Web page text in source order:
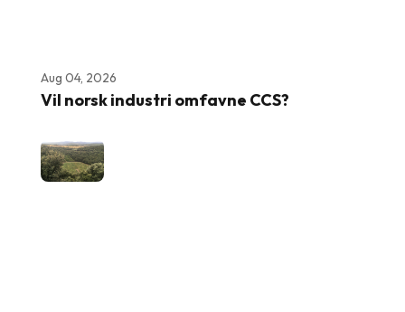
Aug 04, 2026
Vil norsk industri omfavne CCS?